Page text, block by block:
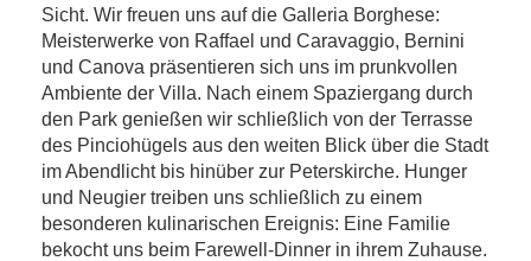
Sicht. Wir freuen uns auf die Galleria Borghese:
Meisterwerke von Raffael und Caravaggio, Bernini
und Canova präsentieren sich uns im prunkvollen
Ambiente der Villa. Nach einem Spaziergang durch
den Park genießen wir schließlich von der Terrasse
des Pinciohügels aus den weiten Blick über die Stadt
im Abendlicht bis hinüber zur Peterskirche. Hunger
und Neugier treiben uns schließlich zu einem
besonderen kulinarischen Ereignis: Eine Familie
bekocht uns beim Farewell-Dinner in ihrem Zuhause.